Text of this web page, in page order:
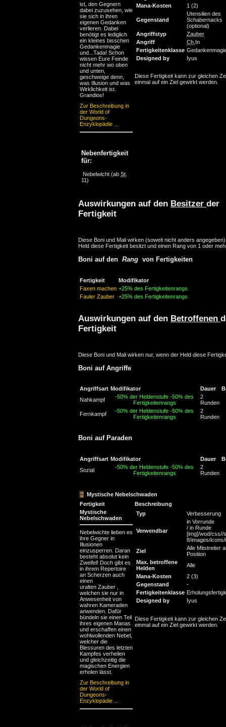
ist, den Gegnern
dabei zuzusehen, wie
sie sich in ihren
eigenen Gedanken
verlieren. Dabei
benötigt es lediglich
ein kleines bisschen
Gedankenmagie
und...Tada! Schon
wissen Eure Feinde
nicht mehr wo oben
und unten,
geschweige denn,
was Illusion und was
Wirklichkeit ist.
Grandios!
Zur Beschreibung in
der World of
Dungeons-
Enzyklopädie ...
Nebenfertigkeit
für:
Nebelwicht (ab St
11)
Mana-Kosten
1 (2)
Gegenstand
Utensilien des
(optional)
Angriffstyp
Zauber
Angriff
Ch ,In
Fertigkeitenklasse
Designed by
Iyus
Diese Fertigkeit kann zur gleichen
einmal auf ein Ziel gewirkt werden.
Auswirkungen auf den Besitzer der
Fertigkeit
Diese Boni und Mali wirken (soweit nicht anders
Held diese Fertigkeit besitzt und einen Rang von 1 oder
Boni auf den Rang von Fertigkeiten
Fertigkeit
Modifikator
Faxen machen +25% des Fertigkeitenrangs
Fauler Zauber
+25% des Fertigkeitenrangs
Auswirkungen auf den Betroffenen
Fertigkeit
Diese Boni und Mali wirken nur, wenn der Held diese
Boni auf Angriffe
Angriffsart Modifikator Dauer
Nahkampf
-50% der Heldenstufe -50% des
Fertigkeitenrangs
2
Runden
Fernkampf
-50% der Heldenstufe -50% des
Fertigkeitenrangs
2
Runden
Boni auf Paraden
Angriffsart Modifikator Dauer
Sozial
-50% der Heldenstufe -50% des
Fertigkeitenrangs
2
Runden
Mystische Nebelschwaden
Fertigkeit
Beschreibung
Mystische
Nebelschwaden
Nebelwichte lieben es
ihre Gegner in
Illusionen
einzusperren. Daran
besteht absolut kein
Zweifel! Doch gibt es
in ihrem Repertoire
an Scherzen auch
einen
uralten Zauber ,
welchen sie nur in
Anwesenheit von
wahren Kameraden
anwenden. Dafür
bündeln sie einen Teil
ihres eigenen Manas
und erschaffen einen
wohlwollenden Nebel,
welcher die
Blessuren des letzten
Kampfes verheilen
und gleichzeitig die
magischen Energien
erholen lässt.
Zur Beschreibung in
der World of
Dungeons-
Enzyklopädie ...
Typ Verbesserung
Verwendbar
in Vorrunde
/ in Runde
[img]/wod/css//
8/images/icons/
Ziel
Alle Mitstreiter
Position
Max. betroffene
Helden
Alle
Mana-Kosten
2 (3)
Gegenstand
-
Fertigkeitenklasse
Designed by
Iyus
Diese Fertigkeit kann zur gleichen
einmal auf ein Ziel gewirkt werden.